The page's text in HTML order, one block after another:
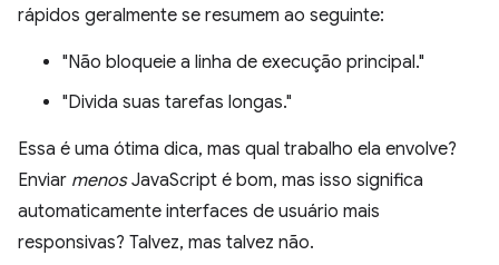
rápidos geralmente se resumem ao seguinte:
"Não bloqueie a linha de execução principal."
"Divida suas tarefas longas."
Essa é uma ótima dica, mas qual trabalho ela envolve?
Enviar menosJavaScript é bom, mas isso significa
automaticamente interfaces de usuário mais
responsivas? Talvez, mas talvez não.